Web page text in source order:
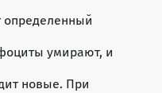
умирают, и
новые. При